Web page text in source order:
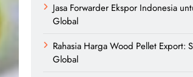
Jasa Forwarder Ekspor Indonesia
Global
Rahasia Harga Wood Pellet Export:
Global